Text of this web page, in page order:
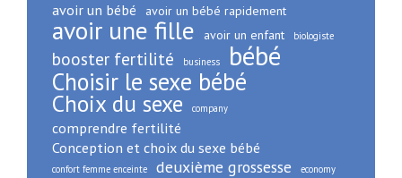
avoir un bébé avoir un bébé rapidement
avoir une fille avoir un enfant biologiste
booster fertilité business bébé
Choisir le sexe bébé
Choix du sexe company
comprendre fertilité
Conception et choix du sexe bébé
confort femme enceinte deuxième grossesse
economy